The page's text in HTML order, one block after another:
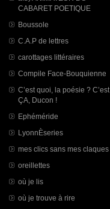
CABARET POETIQUE
Boussole
C.A.P de lettres
carottages littéraires
Compile Face-Bouquienne
C’est quoi, la poésie ? C’est
ÇA, Ducon !
Ephéméride
LyonnÈseries
mes clics sans mes claques
oreillettes
où je lis
où je trouve à rire